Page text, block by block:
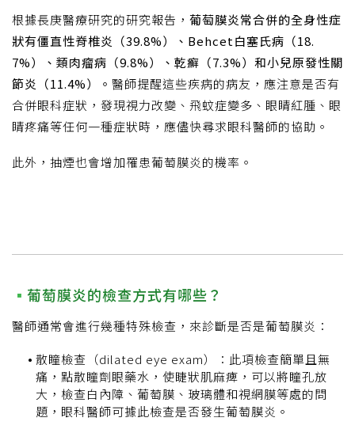
根據長庚醫療研究的研究報告， 葡萄膜炎常合併的全身性症
狀有僵直性脊椎炎（39.8%）、Behcet白塞氏病（18.
7%）、類肉瘤病（9.8%）、乾癬（7.3%）和小兒原發性關
節炎（11.4%）。 醫師提醒這些疾病的病友，應注意是否有
合併眼科症狀，發現視力改變、飛蚊症變多、眼睛紅腫、眼
睛疼痛等任何一種症狀時，應儘快尋求眼科醫師的協助。
此外，抽煙也會增加罹患葡萄膜炎的機率。
葡萄膜炎的檢查方式有哪些？
醫師通常會進行幾種特殊檢查，來診斷是否是葡萄膜炎：
散瞳檢查（dilated eye exam）：此項檢查簡單且無
痛，點散瞳劑眼藥水，使睫狀肌麻痺，可以將瞳孔放
大，檢查白內障、葡萄膜、玻璃體和視網膜等處的問
題，眼科醫師可據此檢查是否發生葡萄膜炎。